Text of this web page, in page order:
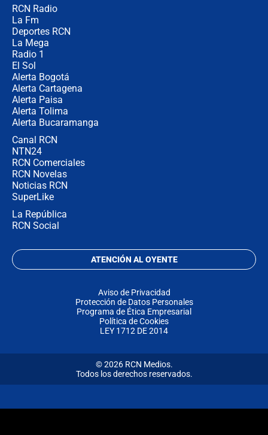
RCN Radio
La Fm
Deportes RCN
La Mega
Radio 1
El Sol
Alerta Bogotá
Alerta Cartagena
Alerta Paisa
Alerta Tolima
Alerta Bucaramanga
Canal RCN
NTN24
RCN Comerciales
RCN Novelas
Noticias RCN
SuperLike
La República
RCN Social
ATENCIÓN AL OYENTE
Aviso de Privacidad
Protección de Datos Personales
Programa de Ética Empresarial
Política de Cookies
LEY 1712 DE 2014
© 2026 RCN Medios.
Todos los derechos reservados.